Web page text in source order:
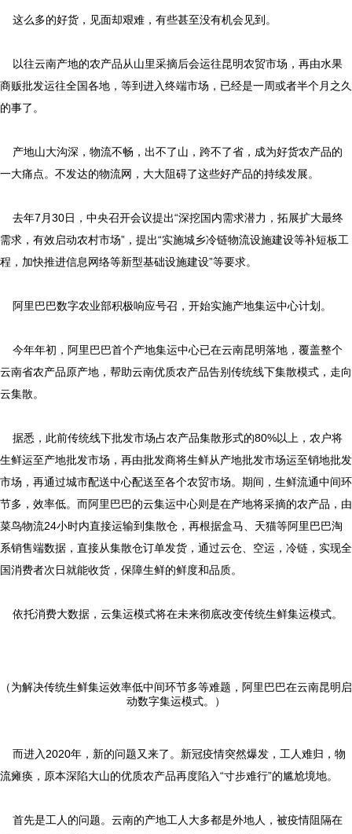
这么多的好货，见面却艰难，有些甚至没有机会见到。
以往云南产地的农产品从山里采摘后会运往昆明农贸市场，再由水果
商贩批发运往全国各地，等到进入终端市场，已经是一周或者半个月之久
的事了。
产地山大沟深，物流不畅，出不了山，跨不了省，成为好货农产品的
一大痛点。不发达的物流网，大大阻碍了这些好产品的持续发展。
去年7月30日，中央召开会议提出“深挖国内需求潜力，拓展扩大最终
需求，有效启动农村市场”，提出“实施城乡冷链物流设施建设等补短板工
程，加快推进信息网络等新型基础设施建设”等要求。
阿里巴巴数字农业部积极响应号召，开始实施产地集运中心计划。
今年年初，阿里巴巴首个产地集运中心已在云南昆明落地，覆盖整个
云南省农产品原产地，帮助云南优质农产品告别传统线下集散模式，走向
云集散。
据悉，此前传统线下批发市场占农产品集散形式的80%以上，农户将
生鲜运至产地批发市场，再由批发商将生鲜从产地批发市场运至销地批发
市场，再通过城市配送中心配送至各个农贸市场。期间，生鲜流通中间环
节多，效率低。而阿里巴巴的云集运中心则是在产地将采摘的农产品，由
菜鸟物流24小时内直接运输到集散仓，再根据盒马、天猫等阿里巴巴淘
系销售端数据，直接从集散仓订单发货，通过云仓、空运，冷链，实现全
国消费者次日就能收货，保障生鲜的鲜度和品质。
依托消费大数据，云集运模式将在未来彻底改变传统生鲜集运模式。
（为解决传统生鲜集运效率低中间环节多等难题，阿里巴巴在云南昆明启
动数字集运模式。）
而进入2020年，新的问题又来了。新冠疫情突然爆发，工人难归，物
流瘫痪，原本深陷大山的优质农产品再度陷入“寸步难行”的尴尬境地。
首先是工人的问题。云南的产地工人大多都是外地人，被疫情阻隔在